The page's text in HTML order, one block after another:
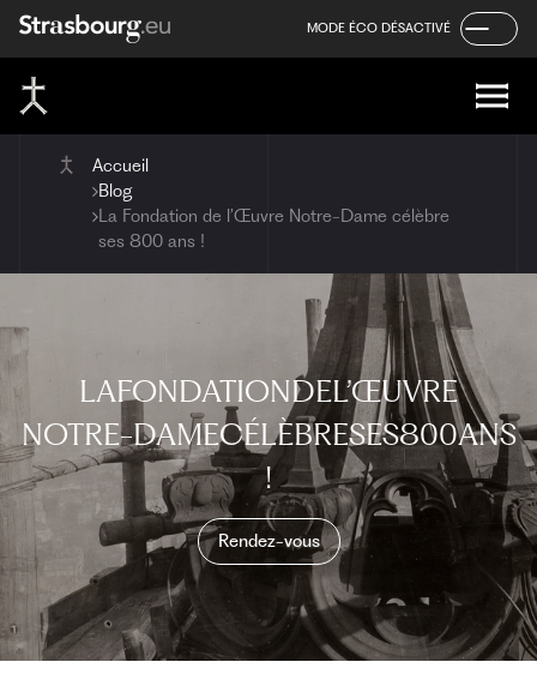
Aller
au
contenu
Aller
au
menu
Aller
au
pied
de
page
MODE ÉCO DÉSACTIVÉ
Accueil
Blog
La Fondation de l’Œuvre Notre-Dame célèbre
ses 800 ans !
LAFONDATIONDEL’ŒUVRE
NOTRE-DAMECÉLÈBRESES800ANS
!
Rendez-vous
Panneau de gestion des cookies